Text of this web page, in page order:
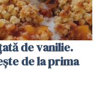
de vanilie.
de la prima